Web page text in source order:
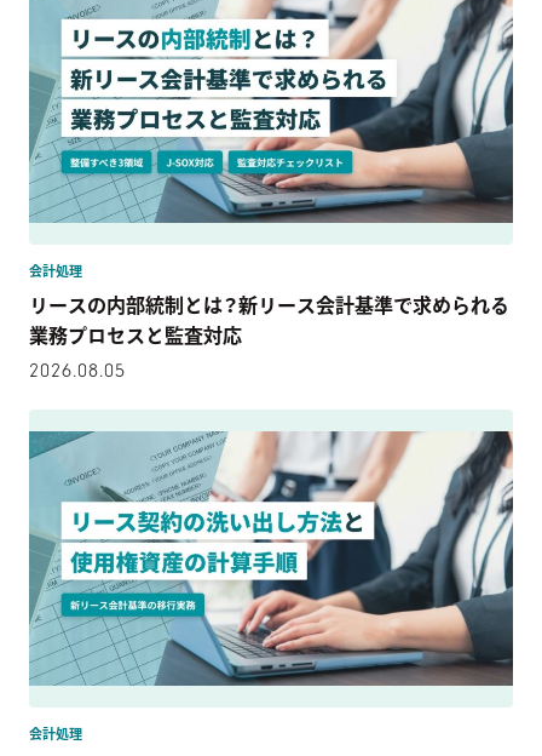
会計処理
リースの内部統制とは？新リース会計基準で求められる
業務プロセスと監査対応
2026.08.05
会計処理